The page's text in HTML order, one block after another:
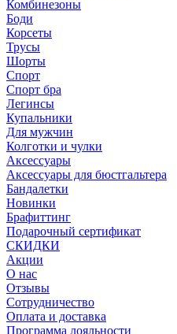
Комбинезоны
Боди
Корсеты
Трусы
Шорты
Спорт
Спорт бра
Легинсы
Купальники
Для мужчин
Колготки и чулки
Аксессуары
Аксессуары для бюстгальтера
Бандалетки
Новинки
Брафиттинг
Подарочный сертификат
СКИДКИ
Акции
О нас
Отзывы
Сотрудничество
Оплата и доставка
Программа лояльности